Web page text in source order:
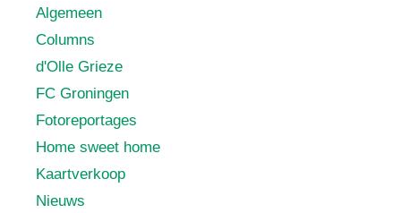
Algemeen
Columns
d'Olle Grieze
FC Groningen
Fotoreportages
Home sweet home
Kaartverkoop
Nieuws